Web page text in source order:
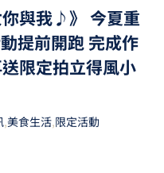
你與我♪》 今夏重
提前開跑 完成作
限定拍立得風小
,美食生活,限定活動